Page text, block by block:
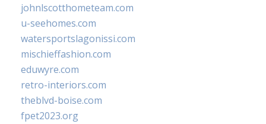
johnlscotthometeam.com
u-seehomes.com
watersportslagonissi.com
mischieffashion.com
eduwyre.com
retro-interiors.com
theblvd-boise.com
fpet2023.org